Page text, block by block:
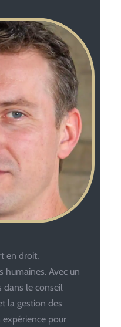
en droit,
humaines. Avec un
dans le conseil
la gestion des
pour